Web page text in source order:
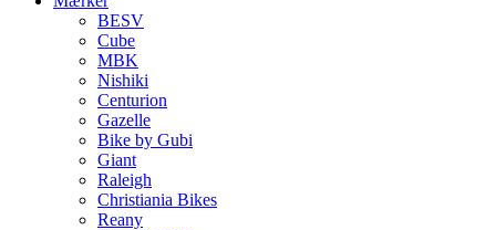
BESV
Cube
MBK
Nishiki
Centurion
Gazelle
Bike by Gubi
Giant
Raleigh
Christiania Bikes
Reany